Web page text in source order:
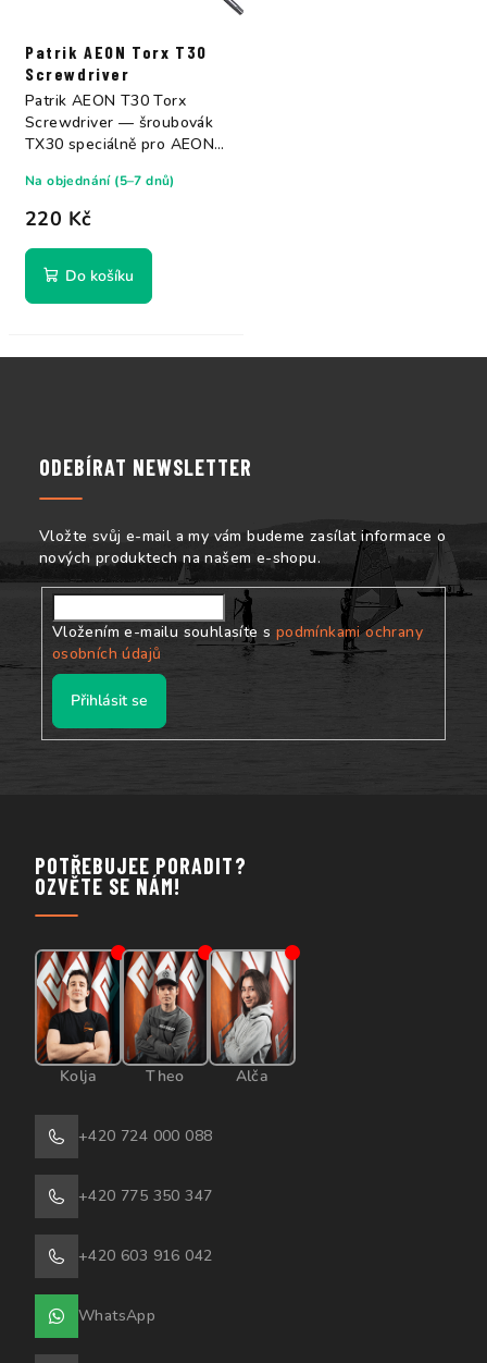
Patrik AEON Torx T30
Screwdriver
220 Kč
Na objednání (5–7 dnů)
Do košíku
Patrik AEON T30 Torx
Screwdriver — šroubovák
TX30 speciálně pro AEON
ODEBÍRAT NEWSLETTER
Vložte svůj e-mail a my vám budeme zasílat informace o
nových produktech na našem e-shopu.
Vložením e-mailu souhlasíte s podmínkami ochrany
osobních údajů
Přihlásit se
POTŘEBUJEE PORADIT?
OZVĚTE SE NÁM!
Kolja Theo Alča
+420 724 000 088
+420 775 350 347
+420 603 916 042
WhatsApp